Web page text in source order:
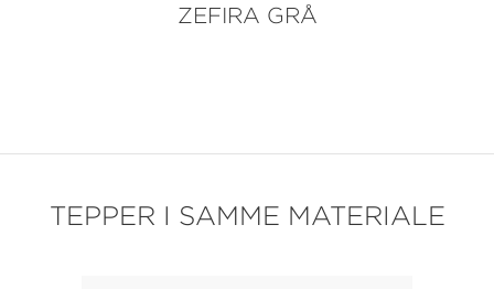
ZEFIRA GRÅ
TEPPER I SAMME MATERIALE